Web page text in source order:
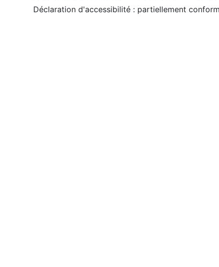
Déclaration d'accessibilité : partiellement